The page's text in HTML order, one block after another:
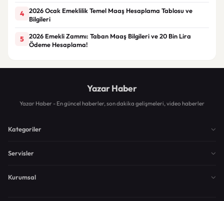
4
2026 Ocak Emeklilik Temel Maaş Hesaplama Tablosu ve
Bilgileri
5
2026 Emekli Zammı: Taban Maaş Bilgileri ve 20 Bin Lira
Ödeme Hesaplama!
Yazar Haber
Yazar Haber - En güncel haberler, son dakika gelişmeleri, video haberler
Kategoriler
Servisler
Kurumsal